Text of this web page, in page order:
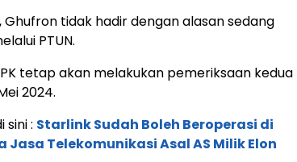
Ghufron tidak hadir dengan alasan sedang
PTUN.
tetap akan melakukan pemeriksaan kedua
2024.
sini : Starlink Sudah Boleh Beroperasi di
Jasa Telekomunikasi Asal AS Milik Elon